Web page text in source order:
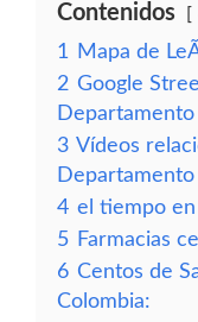
Contenidos
1
Mapa de
2 Google
3 Vídeos
4 el tiempo en
5 Farmacias
6 Centos de
Colombia: